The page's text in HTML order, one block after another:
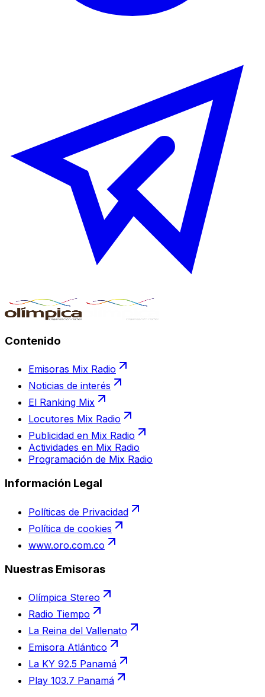
Contenido
Emisoras Mix Radio
Noticias de interés
El Ranking Mix
Locutores Mix Radio
Publicidad en Mix Radio
Actividades en Mix Radio
Programación de Mix Radio
Información Legal
Políticas de Privacidad
Política de cookies
www.oro.com.co
Nuestras Emisoras
Olímpica Stereo
Radio Tiempo
La Reina del Vallenato
Emisora Atlántico
La KY 92.5 Panamá
Play 103.7 Panamá